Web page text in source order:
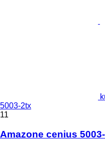
5003-2tx
11
Amazone cenius